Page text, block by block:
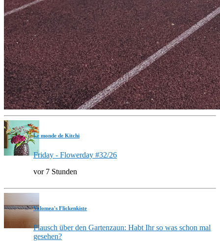
Le monde de Kitchi
Friday - Flowerday #32/26
vor 7 Stunden
Valomea's Flickenkiste
Plausch über den Gartenzaun: Habt Ihr so was schon mal
gesehen?